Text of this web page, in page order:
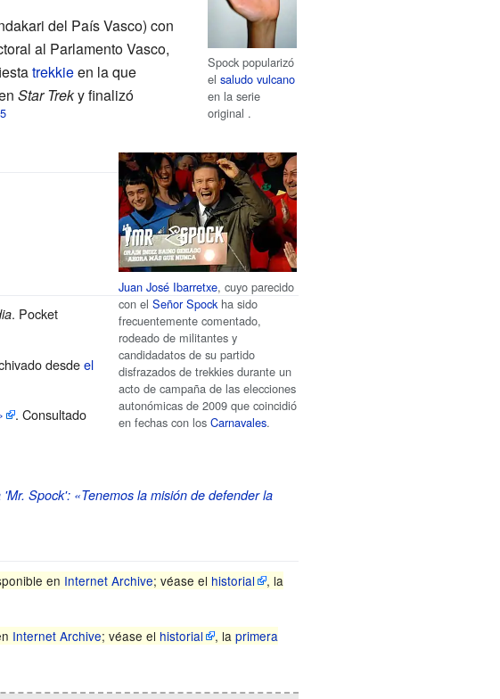
Spock popularizó
elsaludo vulcano
en la serie
original .
del País Vasco) con
al Parlamento Vasco,
trekkieen la que
Star Treky finalizó
Juan José Ibarretxe, cuyo parecido
con elSeñor Spock ha sido
frecuentemente comentado,
rodeado de militantes y
candidadatos de su partido
disfrazados de trekkies durante un
acto de campaña de las elecciones
autonómicas de 2009 que coincidió
en fechas con losCarnavales.
. Pocket
desdeel
. Consultado
'Mr. Spock': «Tenemos la misión de defender la
en Internet Archive; véase el historial
, la
Internet Archive; véase el historial , la primera